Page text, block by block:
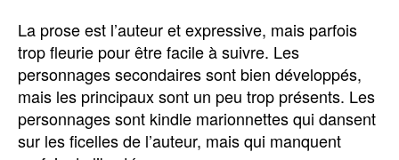
La prose est l’auteur et expressive, mais parfois
trop fleurie pour être facile à suivre. Les
personnages secondaires sont bien développés,
mais les principaux sont un peu trop présents. Les
personnages sont kindle marionnettes qui dansent
sur les ficelles de l’auteur, mais qui manquent